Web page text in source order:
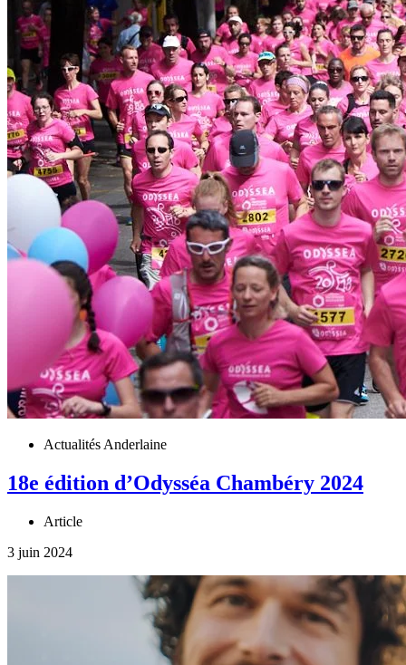
Actualités Anderlaine
18e édition d’Odysséa Chambéry 2024
Article
3 juin 2024